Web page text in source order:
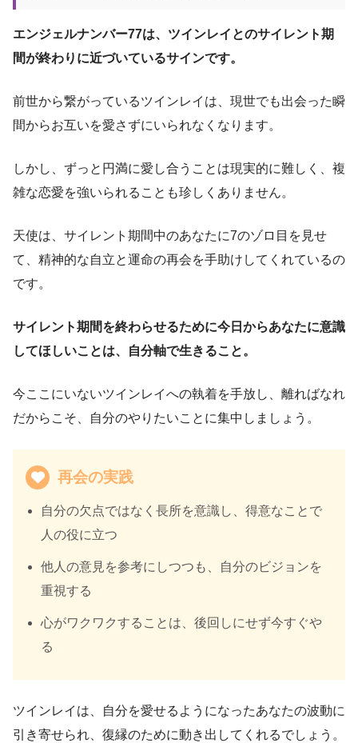
エンジェルナンバー77は、ツインレイとのサイレント期
間が終わりに近づいているサインです。
前世から繋がっているツインレイは、現世でも出会った瞬
間からお互いを愛さずにいられなくなります。
しかし、ずっと円満に愛し合うことは現実的に難しく、複
雑な恋愛を強いられることも珍しくありません。
天使は、サイレント期間中のあなたに7のゾロ目を見せ
て、精神的な自立と運命の再会を手助けしてくれているの
です。
サイレント期間を終わらせるために今日からあなたに意識
してほしいことは、自分軸で生きること。
今ここにいないツインレイへの執着を手放し、離ればなれ
だからこそ、自分のやりたいことに集中しましょう。
再会の実践
自分の欠点ではなく長所を意識し、得意なことで
人の役に立つ
他人の意見を参考にしつつも、自分のビジョンを
重視する
心がワクワクすることは、後回しにせず今すぐや
る
ツインレイは、自分を愛せるようになったあなたの波動に
引き寄せられ、復縁のために動き出してくれるでしょう。